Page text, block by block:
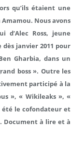
qu’ils étaient une
Nous avons
d’Alec Ross, jeune
janvier 2011 pour
Gharbia, dans un
boss ». Outre les
participé à la
», « Wikileaks », «
été le cofondateur et
Document à lire et à